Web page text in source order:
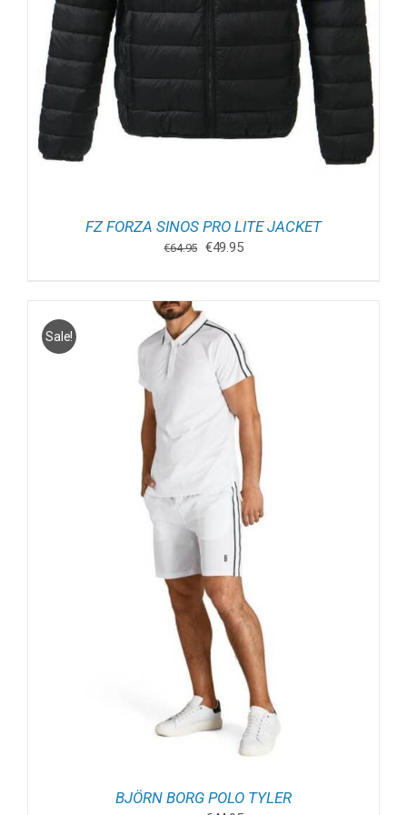
FZ FORZA SINOS PRO LITE JACKET
€64.95 Oorspronkelijke
€49.95Huidige
Sale!
BJÖRN BORG POLO TYLER